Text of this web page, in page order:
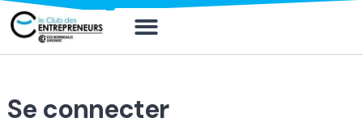
Se connecter